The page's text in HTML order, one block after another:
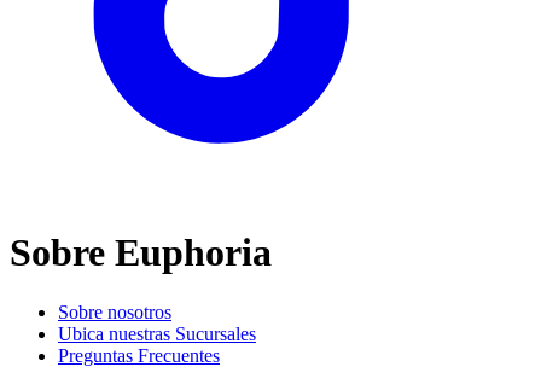
Sobre Euphoria
Sobre nosotros
Ubica nuestras Sucursales
Preguntas Frecuentes